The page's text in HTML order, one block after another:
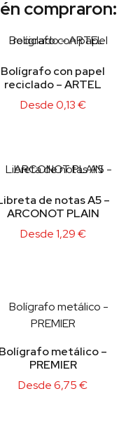
compraron:
Bolígrafo con papel
reciclado – ARTEL
Desde0,13€
de notas A5 –
ARCONOT PLAIN
Desde1,29€
Bolígrafo metálico –
PREMIER
Desde6,75€